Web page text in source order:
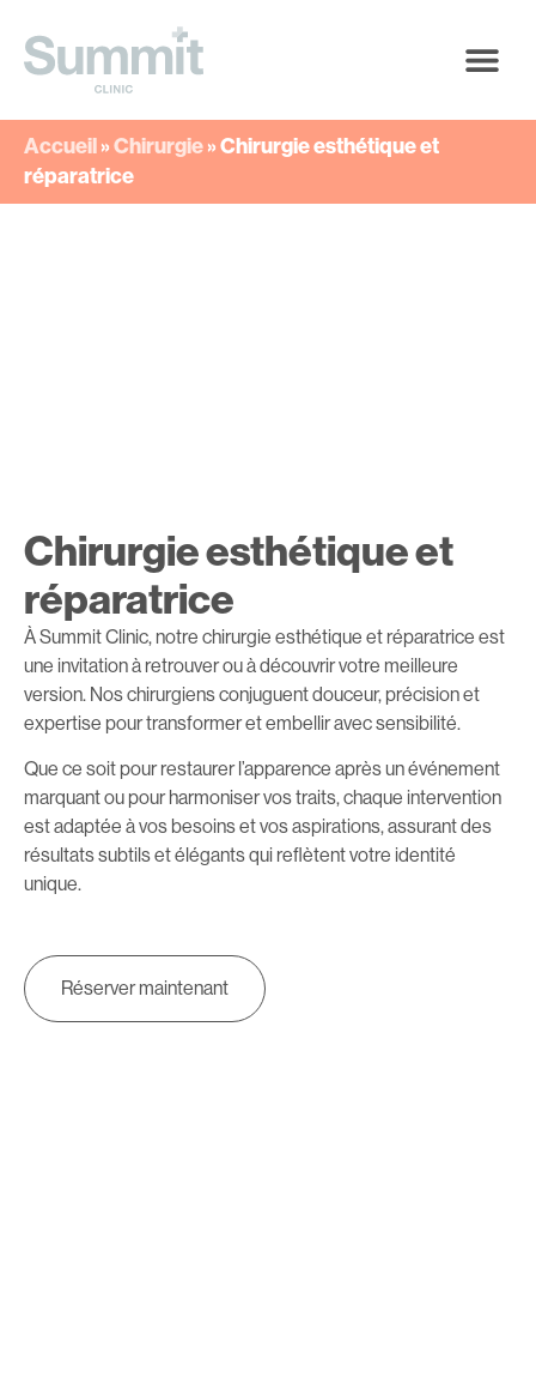
Accueil»Chirurgie»Chirurgie esthétique et
réparatrice
Chirurgie esthétique et
réparatrice
À Summit Clinic, notre chirurgie esthétique et réparatrice est
une invitation à retrouver ou à découvrir votre meilleure
version. Nos chirurgiens conjuguent douceur, précision et
expertise pour transformer et embellir avec sensibilité.
Que ce soit pour restaurer l’apparence après un événement
marquant ou pour harmoniser vos traits, chaque intervention
est adaptée à vos besoins et vos aspirations, assurant des
résultats subtils et élégants qui reflètent votre identité
unique.
Réserver maintenant